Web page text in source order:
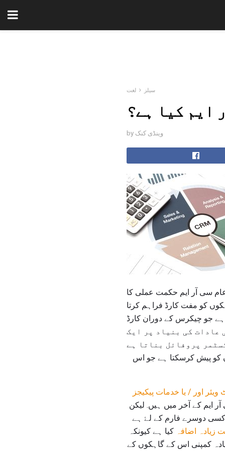
سیلز لغت
ایم کیا ہے؟
by وینڈی کنک
سی آر ایم حکمت عملی کا
کو مفت کارڈ فراہم کرتا
ہے جو چیکرس کے دوران کارڈ swipe کرتے ہیں جب انہیں خاص معاملات اور چھوٹ تک رسائی دیتا ہے. لیکن یہ کارڈ
عادات کی بنیاد پر ایک
کو پیش کرسکتا ہے جو اس
اور / یا خدمات پیکیجز
ایم کے آخر میں ہیں. لیکن
کسی دوسرے فارم کے لۓ ہے
زیادہ اضافہ
کیا ہے کیونکہ
کمپنی اس کے گاہکوں کے